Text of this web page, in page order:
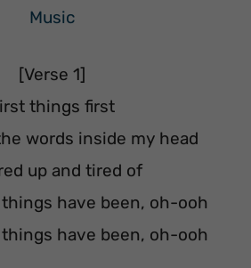
Music
[Verse 1]
things first
words inside my head
up and tired of
have been, oh-ooh
have been, oh-ooh